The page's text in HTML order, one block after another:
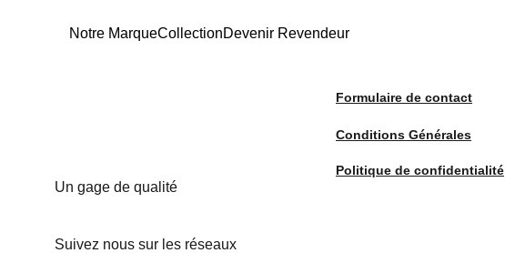
Notre MarqueCollectionDevenir Revendeur
Un gage de qualité
Suivez nous sur les réseaux
Formulaire de contact
Conditions Générales
Politique de confidentialité